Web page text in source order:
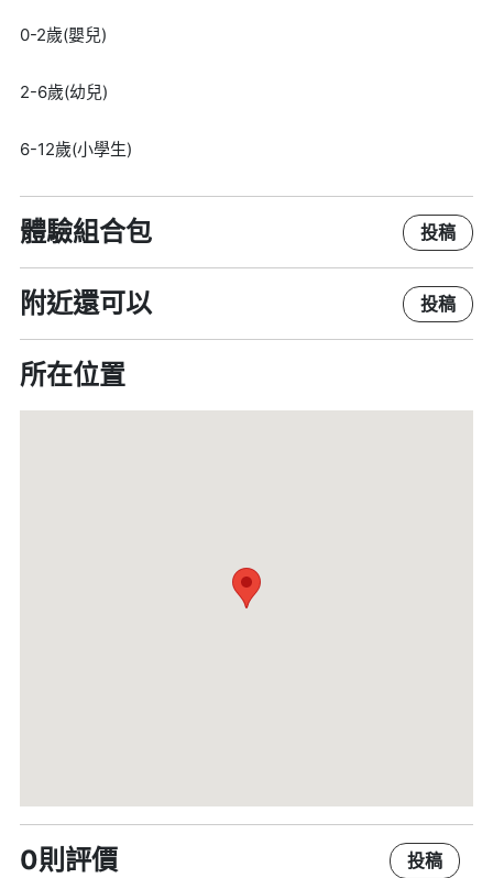
0-2歲(嬰兒)
2-6歲(幼兒)
6-12歲(小學生)
體驗組合包 投稿
附近還可以 投稿
所在位置
0則評價 投稿